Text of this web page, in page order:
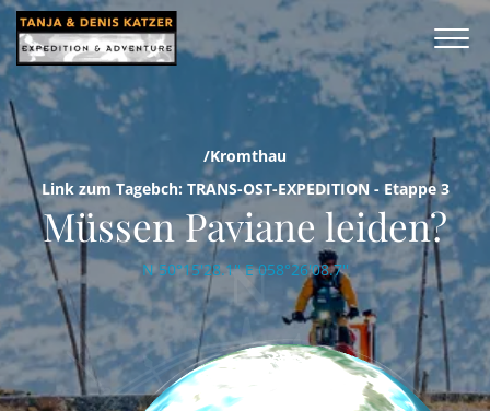
/Kromthau
Link zum Tagebch: TRANS-OST-EXPEDITION - Etappe 3
Müssen Paviane leiden?
N 50°15'28.1'' E 058°26'08.7''